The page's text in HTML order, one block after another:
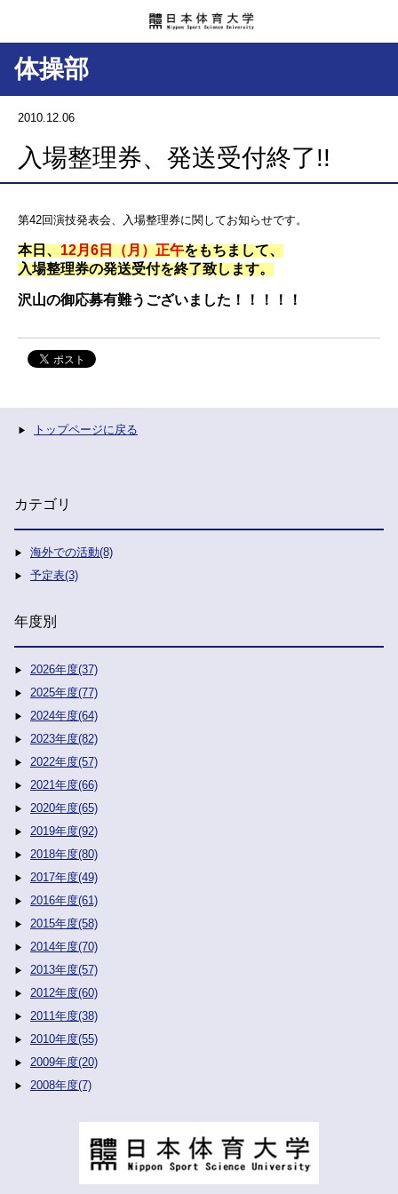
体操部
2010.12.06
入場整理券、発送受付終了!!
第42回演技発表会、入場整理券に関してお知らせです。
本日、 12月6日（月）正午をもちまして、
入場整理券の発送受付を終了致します。
沢山の御応募有難うございました！！！！！
トップページに戻る
カテゴリ
海外での活動(8)
予定表(3)
年度別
2026年度(37)
2025年度(77)
2024年度(64)
2023年度(82)
2022年度(57)
2021年度(66)
2020年度(65)
2019年度(92)
2018年度(80)
2017年度(49)
2016年度(61)
2015年度(58)
2014年度(70)
2013年度(57)
2012年度(60)
2011年度(38)
2010年度(55)
2009年度(20)
2008年度(7)